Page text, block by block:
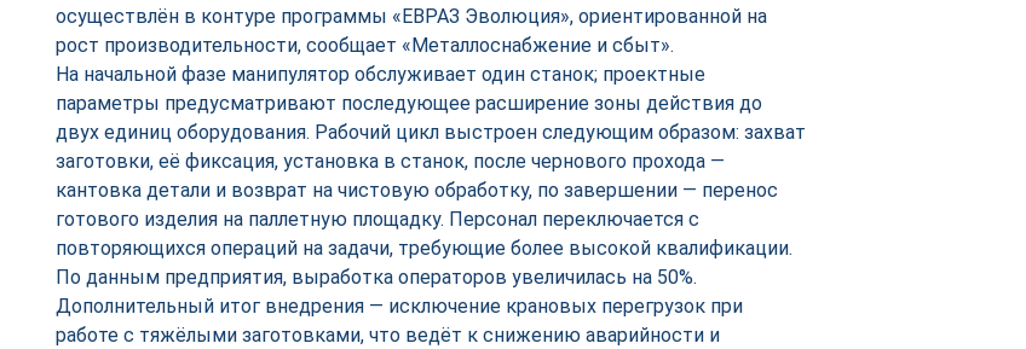
осуществлён в контуре программы «ЕВРАЗ Эволюция», ориентированной на
рост производительности, сообщает «Металлоснабжение и сбыт».
На начальной фазе манипулятор обслуживает один станок; проектные
параметры предусматривают последующее расширение зоны действия до
двух единиц оборудования. Рабочий цикл выстроен следующим образом: захват
заготовки, её фиксация, установка в станок, после чернового прохода —
кантовка детали и возврат на чистовую обработку, по завершении — перенос
готового изделия на паллетную площадку. Персонал переключается с
повторяющихся операций на задачи, требующие более высокой квалификации.
По данным предприятия, выработка операторов увеличилась на 50%.
Дополнительный итог внедрения — исключение крановых перегрузок при
работе с тяжёлыми заготовками, что ведёт к снижению аварийности и